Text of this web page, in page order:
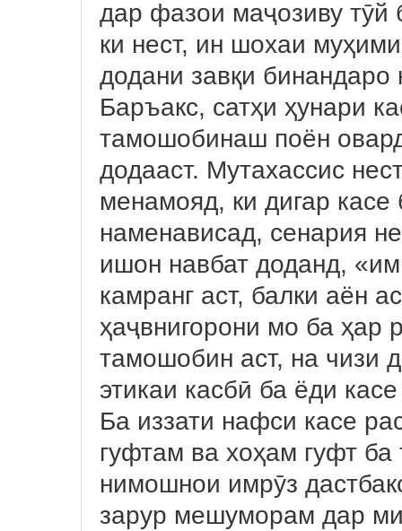
дар фазои маҷозиву тӯй
ки нест, ин шохаи
додани завқи бинандаро
Баръакс, сатҳи ҳунари
тамошобинаш поён
додааст. Мутахассис
менамояд, ки дигар
наменависад, сенария
ишон навбат доданд,
камранг аст, балки аён
ҳаҷвнигорони мо ба ҳар
тамошобин аст, на чизи
этикаи касбӣ ба ёди
Ба иззати нафси касе
гуфтам ва хоҳам гуфт
нимошнои имрӯз
зарур мешуморам дар